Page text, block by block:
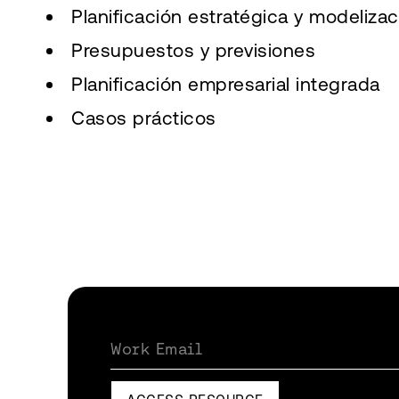
Planificación estratégica y
Presupuestos y previsiones
Planificación empresarial integrada
Casos prácticos
Work Email